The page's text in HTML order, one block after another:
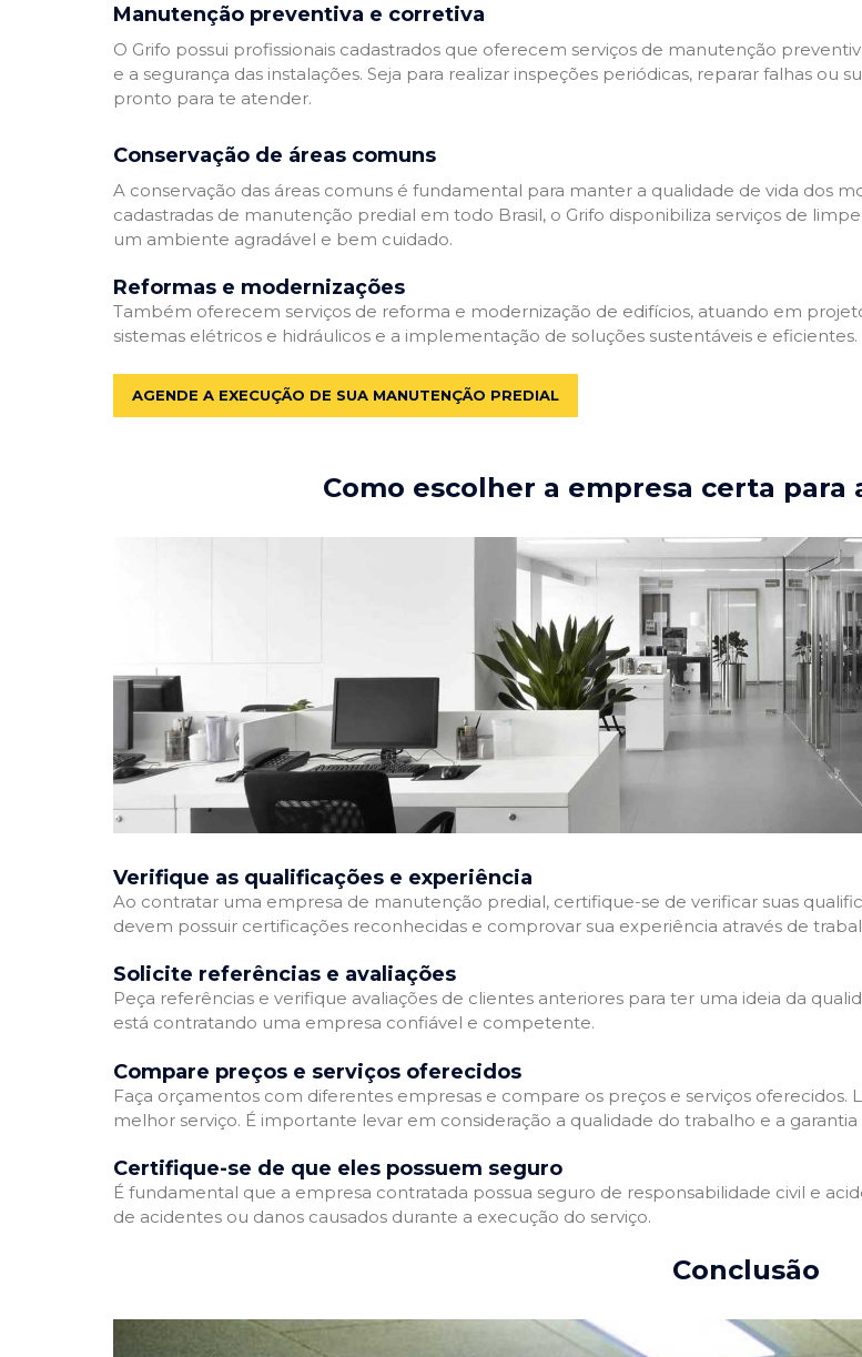
Manutenção preventiva e corretiva
O Grifo possui profissionais cadastrados que oferecem serviços de manutenção
e a segurança das instalações. Seja para realizar inspeções periódicas, reparar falhas
pronto para te atender.
Conservação de áreas comuns
A conservação das áreas comuns é fundamental para manter a qualidade de vida dos
cadastradas de manutenção predial em todo Brasil, o Grifo disponibiliza serviços de
um ambiente agradável e bem cuidado.
Reformas e modernizações
Também oferecem serviços de reforma e modernização de edifícios, atuando em
sistemas elétricos e hidráulicos e a implementação de soluções sustentáveis e eficientes.
AGENDE A EXECUÇÃO DE SUA MANUTENÇÃO PREDIAL
Como escolher a empresa certa
Verifique as qualificações e experiência
Ao contratar uma empresa de manutenção predial, certifique-se de verificar suas
devem possuir certificações reconhecidas e comprovar sua experiência através de
Solicite referências e avaliações
Peça referências e verifique avaliações de clientes anteriores para ter uma ideia da
está contratando uma empresa confiável e competente.
Compare preços e serviços oferecidos
Faça orçamentos com diferentes empresas e compare os preços e serviços
melhor serviço. É importante levar em consideração a qualidade do trabalho e a
Certifique-se de que eles possuem seguro
É fundamental que a empresa contratada possua seguro de responsabilidade civil e
de acidentes ou danos causados durante a execução do serviço.
Conclusão